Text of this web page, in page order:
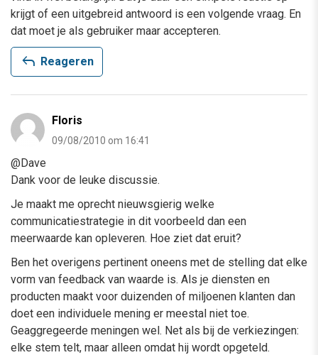
krijgt of een uitgebreid antwoord is een volgende vraag. En
dat moet je als gebruiker maar accepteren.
reply Reageren
Floris
09/08/2010 om 16:41
@Dave
Dank voor de leuke discussie.
Je maakt me oprecht nieuwsgierig welke
communicatiestrategie in dit voorbeeld dan een
meerwaarde kan opleveren. Hoe ziet dat eruit?
Ben het overigens pertinent oneens met de stelling dat elke
vorm van feedback van waarde is. Als je diensten en
producten maakt voor duizenden of miljoenen klanten dan
doet een individuele mening er meestal niet toe.
Geaggregeerde meningen wel. Net als bij de verkiezingen:
elke stem telt, maar alleen omdat hij wordt opgeteld.